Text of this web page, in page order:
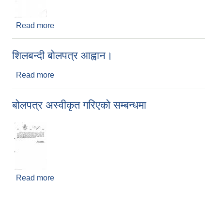
Read more
शिलबन्दी बोलपत्र आह्वान।
Read more
बोलपत्र अस्वीकृत गरिएको सम्बन्धमा
Read more